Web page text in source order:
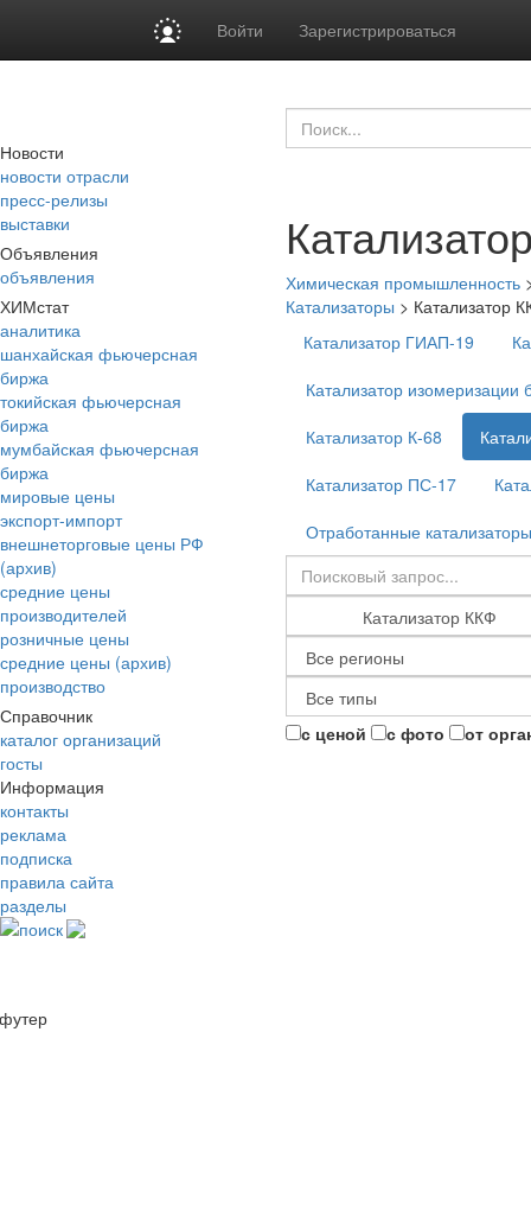
Войти Зарегистрироваться
Новости
новости отрасли
пресс-релизы
выставки
Объявления
объявления
ХИМстат
аналитика
шанхайская фьючерсная
биржа
токийская фьючерсная
биржа
мумбайская фьючерсная
биржа
мировые цены
экспорт-импорт
внешнеторговые цены РФ
(архив)
средние цены
производителей
розничные цены
средние цены (архив)
производство
Справочник
каталог организаций
госты
Информация
контакты
реклама
подписка
правила сайта
разделы
поиск
Химическая промышленность
Катализаторы > Катализатор
Катализатор ГИАП-19
Катализатор изомеризации
Катализатор К-68
Катализатор ПС-17
Отработанные катализаторы
с ценой с фото от
футер